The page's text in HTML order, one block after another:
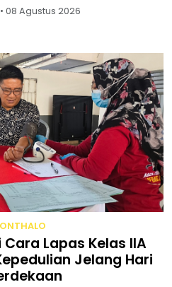
08 Agustus 2026
Lapas Kelas IIA
Jelang Hari